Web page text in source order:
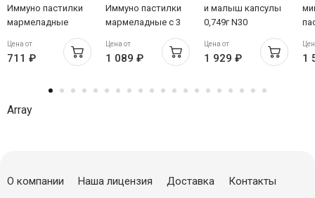
Иммуно пастилки
мармеладные
жевательные со
вкусами банана и
облепихи от 3 лет
Цена от
711 ₽
Иммуно пастилки
мармеладные с 3
Цена от
1 089 ₽
и малыш капсулы
0,749г N30
Цена от
1 929 ₽ 1
Array
О компании Наша лицензия Доставка
Контакты